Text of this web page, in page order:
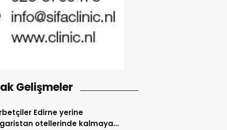
Gelişmeler
Edirne yerine
otellerinde kalmaya